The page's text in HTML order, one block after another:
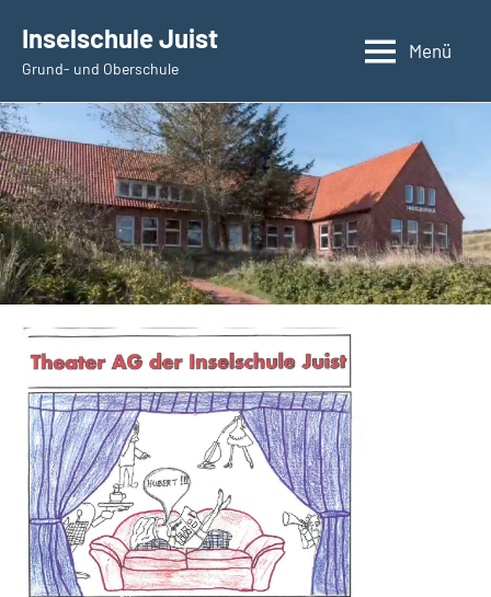
Inhalt
springen
Inselschule Juist
Grund- und Oberschule
Menü